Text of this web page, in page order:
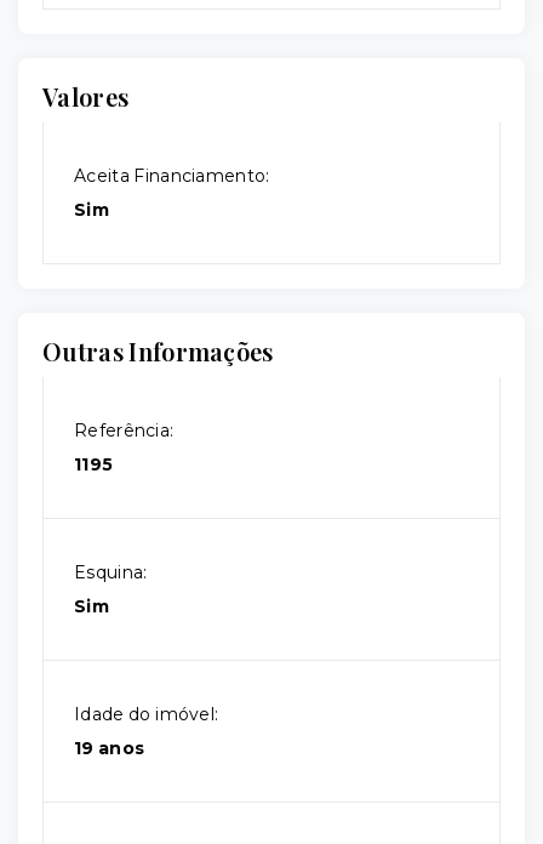
Valores
Aceita Financiamento:
Sim
Outras Informações
Referência:
1195
Esquina:
Sim
Idade do imóvel:
19 anos